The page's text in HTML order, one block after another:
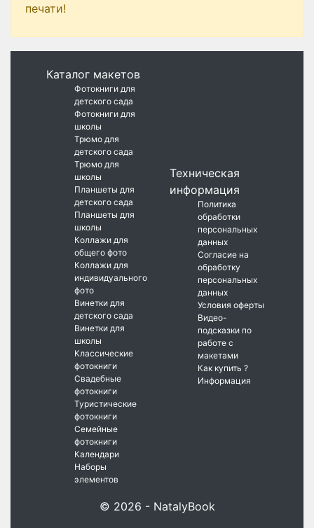
печати!
Каталог макетов
Фотокниги для
детского сада
Фотокниги для
школы
Трюмо для
детского сада
Трюмо для
школы
Планшеты для
детского сада
Планшеты для
школы
Коллажи для
общего фото
Коллажи для
индивидуального
фото
Винетки для
детского сада
Винетки для
школы
Классические
фотокниги
Свадебные
фотокниги
Туристические
фотокниги
Семейные
фотокниги
Календари
Наборы
элементов
Техническая
информация
Политика
обработки
персональных
данных
Согласие на
обработку
персональных
данных
Условия оферты
Видео-
подсказки по
работе с
макетами
Как купить ?
Информация
© 2026 - NatalyBook